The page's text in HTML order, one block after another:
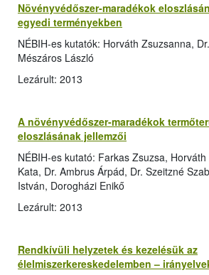
Növényvédőszer-maradékok
egyedi terményekben
NÉBIH-es kutatók: Horváth Zsuzsanna,
Mészáros László
Lezárult: 2013
A növényvédőszer-maradékok
eloszlásának jellemzői
NÉBIH-es kutató: Farkas Zsuzsa,
Kata, Dr. Ambrus Árpád, Dr. Szeitzné
István, Dorogházi Enikő
Lezárult: 2013
Rendkívüli helyzetek és kezelésük az
élelmiszerkereskedelemben –